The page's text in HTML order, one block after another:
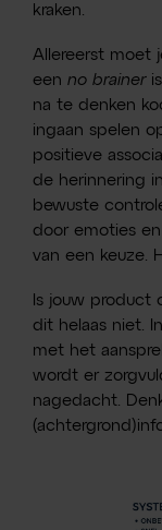
kraken.
Allereerst moet
een no brainer
na te denken
ingaan spelen
positieve
de herinnering
bewuste
door emoties
van een keuze.
Is jouw product
dit helaas niet.
met het
wordt er
nagedacht.